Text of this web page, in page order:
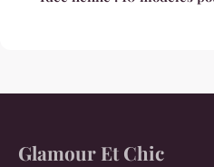
Glamour Et Chic